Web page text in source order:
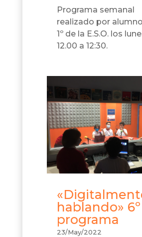
Programa semanal
realizado por
1º de la E.S.O. los
12.00 a 12:30.
hablando» 6º
programa
23/May/2022